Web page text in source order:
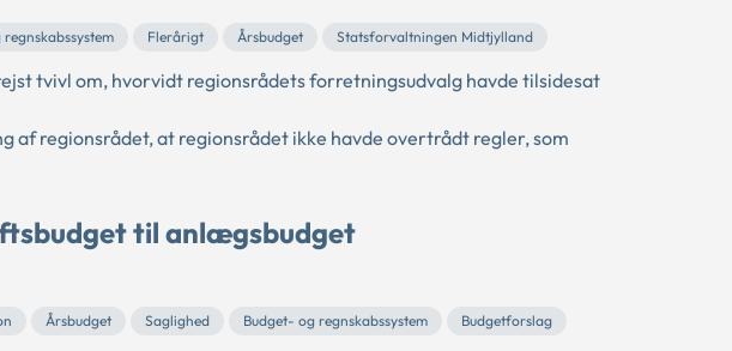
Flerårigt Årsbudget Statsforvaltningen Midtjylland
tvivl om, hvorvidt regionsrådets forretningsudvalg havde tilsidesat
regionsrådet, at regionsrådet ikke havde overtrådt regler, som
til anlægsbudget
Årsbudget Saglighed Budget- og regnskabssystem Budgetforslag